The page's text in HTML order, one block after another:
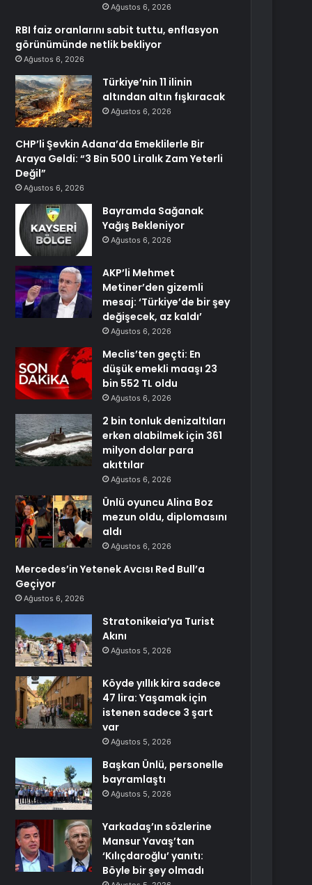
Ağustos 6, 2026
RBI faiz oranlarını sabit tuttu, enflasyon
görünümünde netlik bekliyor
Ağustos 6, 2026
Türkiye’nin 11 ilinin
altından altın fışkıracak
Ağustos 6, 2026
CHP’li Şevkin Adana’da Emeklilerle Bir
Araya Geldi: “3 Bin 500 Liralık Zam Yeterli
Değil”
Ağustos 6, 2026
Bayramda Sağanak
Yağış Bekleniyor
Ağustos 6, 2026
AKP’li Mehmet
Metiner’den gizemli
mesaj: ‘Türkiye’de bir şey
değişecek, az kaldı’
Ağustos 6, 2026
Meclis’ten geçti: En
düşük emekli maaşı 23
bin 552 TL oldu
Ağustos 6, 2026
2 bin tonluk denizaltıları
erken alabilmek için 361
milyon dolar para
akıttılar
Ağustos 6, 2026
Ünlü oyuncu Alina Boz
mezun oldu, diplomasını
aldı
Ağustos 6, 2026
Mercedes’in Yetenek Avcısı Red Bull’a
Geçiyor
Ağustos 6, 2026
Stratonikeia’ya Turist
Akını
Ağustos 5, 2026
Köyde yıllık kira sadece
47 lira: Yaşamak için
istenen sadece 3 şart
var
Ağustos 5, 2026
Başkan Ünlü, personelle
bayramlaştı
Ağustos 5, 2026
Yarkadaş’ın sözlerine
Mansur Yavaş’tan
‘Kılıçdaroğlu’ yanıtı:
Böyle bir şey olmadı